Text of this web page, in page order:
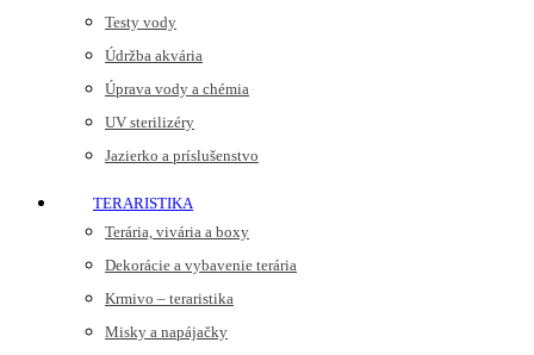
Testy vody
Údržba akvária
Úprava vody a chémia
UV sterilizéry
Jazierko a príslušenstvo
TERARISTIKA
Terária, vivária a boxy
Dekorácie a vybavenie terária
Krmivo – teraristika
Misky a napájačky